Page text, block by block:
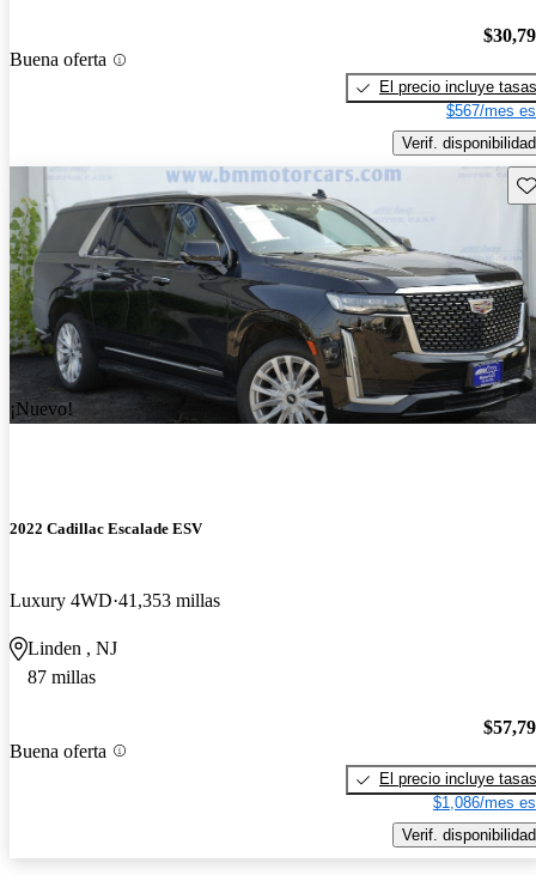
Buena oferta
El precio incluye tasas
$567/mes
Verif. disponibilidad
¡Nuevo!
2022 Cadillac Escalade ESV
Luxury 4WD 41,353 millas
Linden , NJ
87 millas
Buena oferta
El precio incluye tasas
$1,086/mes
Verif. disponibilidad